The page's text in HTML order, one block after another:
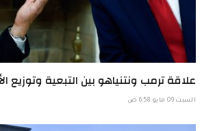
علاقة ترمب ونتنياهو بين التبعية وتوزيع
السبت 09 مايو 6:58 ص